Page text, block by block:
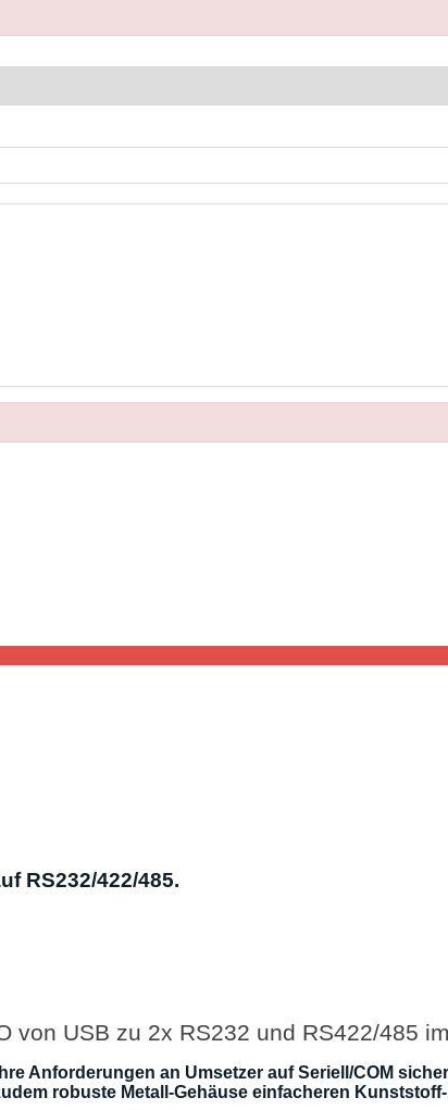
RS232/422/485.
von USB zu 2x RS232 und RS422/485
Anforderungen an Umsetzer auf Seriell/COM
robuste Metall-Gehäuse einfacheren